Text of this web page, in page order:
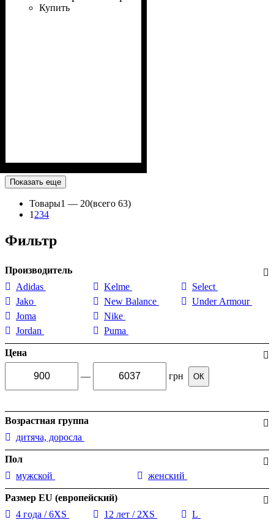
Купить
Показать еще
Товары1 — 20(всего 63)
1 234
Фильтр
Производитель
Adidas
Jako
Joma
Jordan
Kelme
New Balance
Nike
Puma
Select
Under Armour
Цена
— грн ОК
Возрастная группа
дитяча, доросла
Пол
мужской
женский
Размер EU (европейский)
4 года / 6XS
12 лет / 2XS
L